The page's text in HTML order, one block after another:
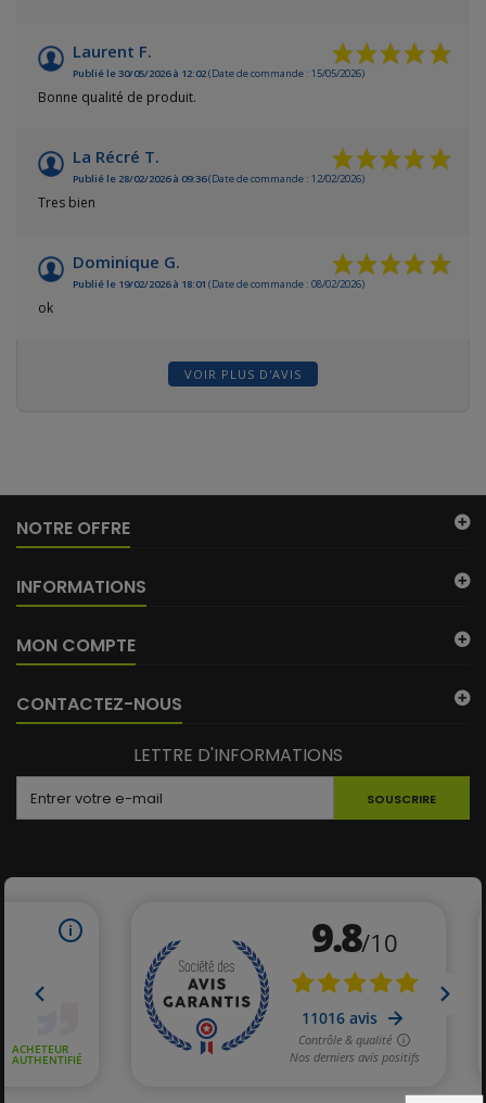
Laurent F.
Publié le 30/05/2026 à 12:02(Date de commande : 15/05/2026)
Bonne qualité de produit.
La Récré T.
Publié le 28/02/2026 à 09:36(Date de commande : 12/02/2026)
Tres bien
Dominique G.
Publié le 19/02/2026 à 18:01 (Date de commande : 08/02/2026)
ok
VOIR PLUS D'AVIS
NOTRE OFFRE
INFORMATIONS
MON COMPTE
CONTACTEZ-NOUS
LETTRE D'INFORMATIONS
SOUSCRIRE